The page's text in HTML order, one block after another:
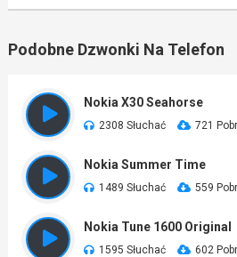
Podobne Dzwonki Na Telefon
Nokia X30 Seahorse
2308 Słuchać 721
Nokia Summer Time
1489 Słuchać 559
Nokia Tune 1600 Original
1595 Słuchać 602